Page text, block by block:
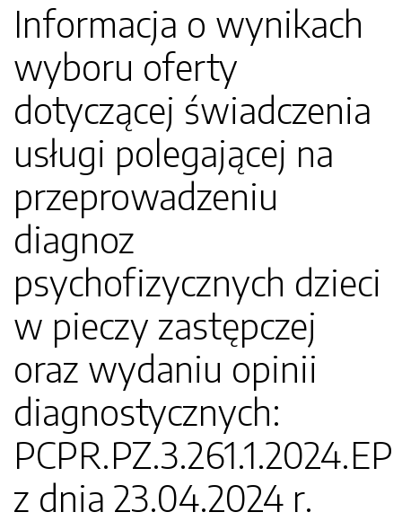
Informacja o wynikach
wyboru oferty
dotyczącej świadczenia
usługi polegającej na
przeprowadzeniu
diagnoz
psychofizycznych dzieci
w pieczy zastępczej
oraz wydaniu opinii
diagnostycznych:
PCPR.PZ.3.261.1.2024.EP
z dnia 23.04.2024 r.